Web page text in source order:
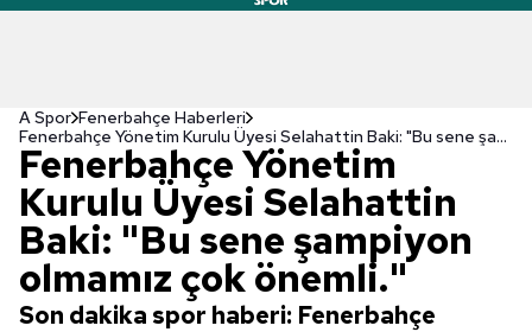
A Spor Fenerbahçe Haberleri
Fenerbahçe Yönetim Kurulu Üyesi Selahattin Baki: "Bu sene şampiyon olmamız çok önemli."
Fenerbahçe Yönetim
Kurulu Üyesi Selahattin
Baki: "Bu sene şampiyon
olmamız çok önemli."
Son dakika spor haberi: Fenerbahçe